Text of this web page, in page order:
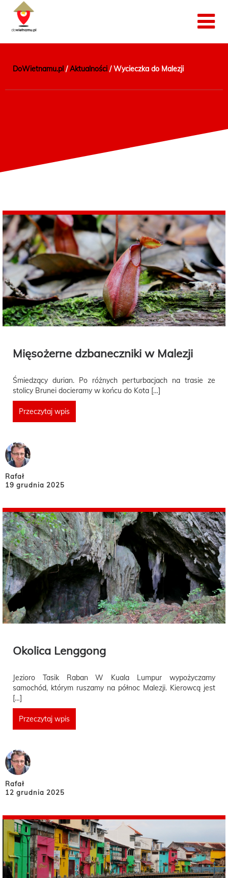
DoWietnamu.pl /Aktualności /Wycieczka do Malezji
Mięsożerne dzbaneczniki w Malezji
Śmiedzący durian. Po różnych perturbacjach na trasie ze
stolicy Brunei docieramy w końcu do Kota […]
Przeczytaj wpis
Rafał
19 grudnia 2025
Okolica Lenggong
Jezioro Tasik Raban W Kuala Lumpur wypożyczamy
samochód, którym ruszamy na północ Malezji. Kierowcą jest
[…]
Przeczytaj wpis
Rafał
12 grudnia 2025